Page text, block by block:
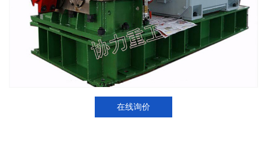
在线询价